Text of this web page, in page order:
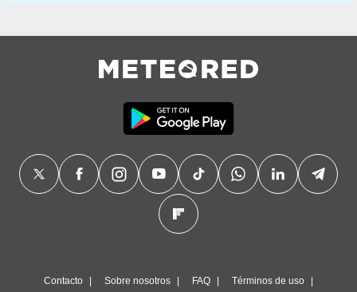
Contacto Sobre nosotros FAQ Términos de uso